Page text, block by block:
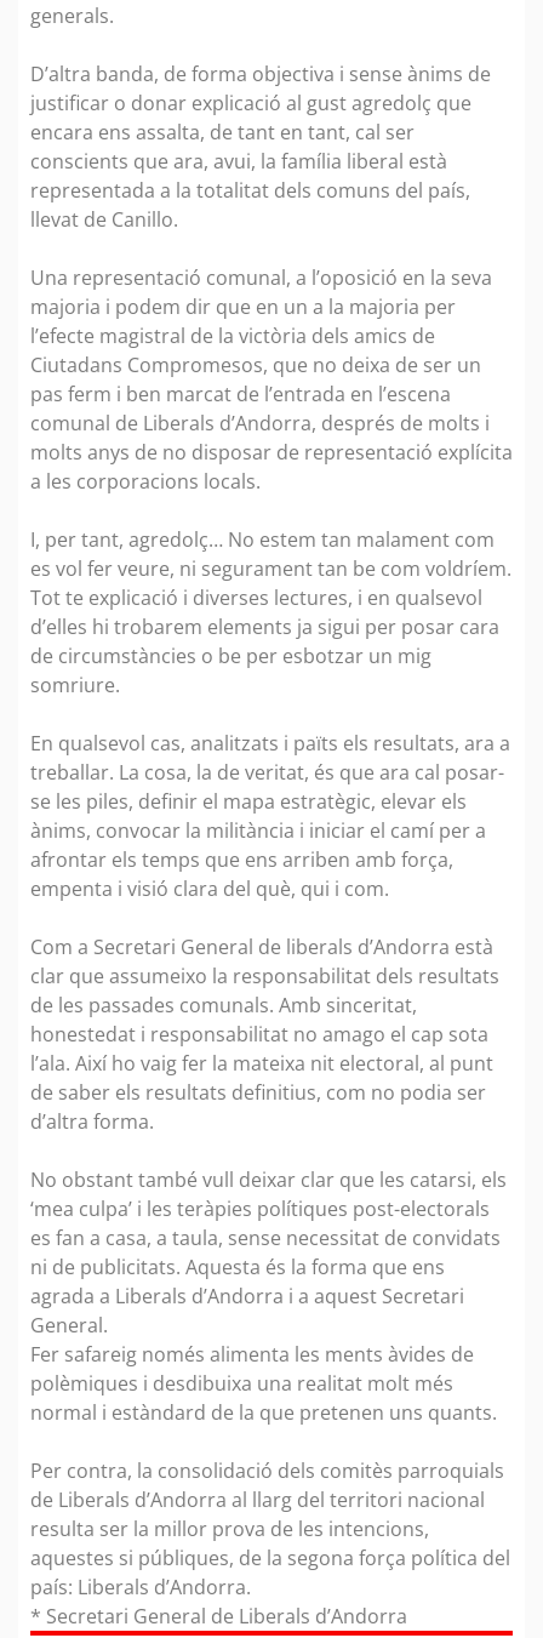
generals.
D’altra banda, de forma objectiva i sense ànims de
justificar o donar explicació al gust agredolç que
encara ens assalta, de tant en tant, cal ser
conscients que ara, avui, la família liberal està
representada a la totalitat dels comuns del país,
llevat de Canillo.
Una representació comunal, a l’oposició en la seva
majoria i podem dir que en un a la majoria per
l’efecte magistral de la victòria dels amics de
Ciutadans Compromesos, que no deixa de ser un
pas ferm i ben marcat de l’entrada en l’escena
comunal de Liberals d’Andorra, després de molts i
molts anys de no disposar de representació explícita
a les corporacions locals.
I, per tant, agredolç… No estem tan malament com
es vol fer veure, ni segurament tan be com voldríem.
Tot te explicació i diverses lectures, i en qualsevol
d’elles hi trobarem elements ja sigui per posar cara
de circumstàncies o be per esbotzar un mig
somriure.
En qualsevol cas, analitzats i païts els resultats, ara a
treballar. La cosa, la de veritat, és que ara cal posar-
se les piles, definir el mapa estratègic, elevar els
ànims, convocar la militància i iniciar el camí per a
afrontar els temps que ens arriben amb força,
empenta i visió clara del què, qui i com.
Com a Secretari General de liberals d’Andorra està
clar que assumeixo la responsabilitat dels resultats
de les passades comunals. Amb sinceritat,
honestedat i responsabilitat no amago el cap sota
l’ala. Així ho vaig fer la mateixa nit electoral, al punt
de saber els resultats definitius, com no podia ser
d’altra forma.
No obstant també vull deixar clar que les catarsi, els
‘mea culpa’ i les teràpies polítiques post-electorals
es fan a casa, a taula, sense necessitat de convidats
ni de publicitats. Aquesta és la forma que ens
agrada a Liberals d’Andorra i a aquest Secretari
General.
Fer safareig només alimenta les ments àvides de
polèmiques i desdibuixa una realitat molt més
normal i estàndard de la que pretenen uns quants.
Per contra, la consolidació dels comitès parroquials
de Liberals d’Andorra al llarg del territori nacional
resulta ser la millor prova de les intencions,
aquestes si públiques, de la segona força política del
país: Liberals d’Andorra.
* Secretari General de Liberals d’Andorra